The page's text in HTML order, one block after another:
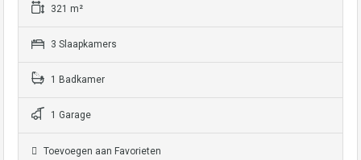
321 m²
3 Slaapkamers
1 Badkamer
1 Garage
Toevoegen aan Favorieten